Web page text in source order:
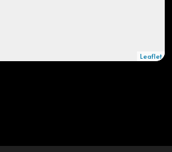
© OpenStreetMap contributors